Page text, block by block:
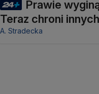
Prawie
Teraz chroni innych
A. Stradecka